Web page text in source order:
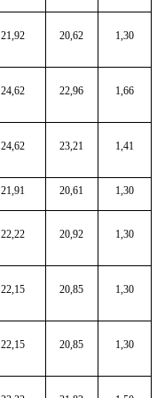
21,92 20,62 1,30
24,62 22,96 1,66
24,62 23,21 1,41
21,91 20,61 1,30
22,22 20,92 1,30
22,15 20,85 1,30
22,15 20,85 1,30